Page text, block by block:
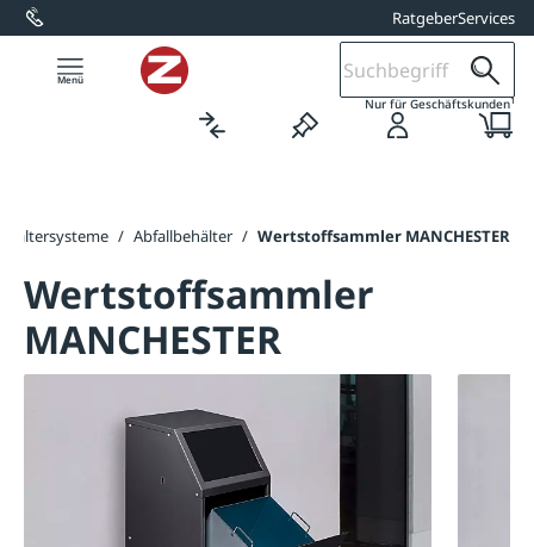
springen RatgeberServices
Nur für Geschäftskunden1
/ Abfallbehälter / Wertstoffsammler MANCHESTER
Wertstoffsammler
MANCHESTER